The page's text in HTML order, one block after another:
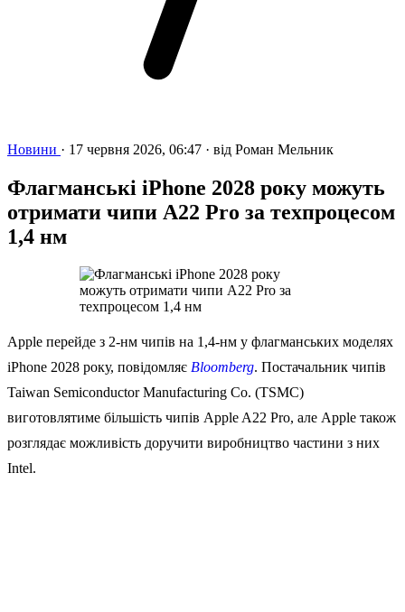
Новини · 17 червня 2026, 06:47 · від Роман Мельник
Флагманські iPhone 2028 року можуть
отримати чипи A22 Pro за техпроцесом
1,4 нм
Apple перейде з 2-нм чипів на 1,4-нм у флагманських моделях
iPhone 2028 року, повідомляє Bloomberg. Постачальник чипів
Taiwan Semiconductor Manufacturing Co. (TSMC)
виготовлятиме більшість чипів Apple A22 Pro, але Apple також
розглядає можливість доручити виробництво частини з них
Intel.